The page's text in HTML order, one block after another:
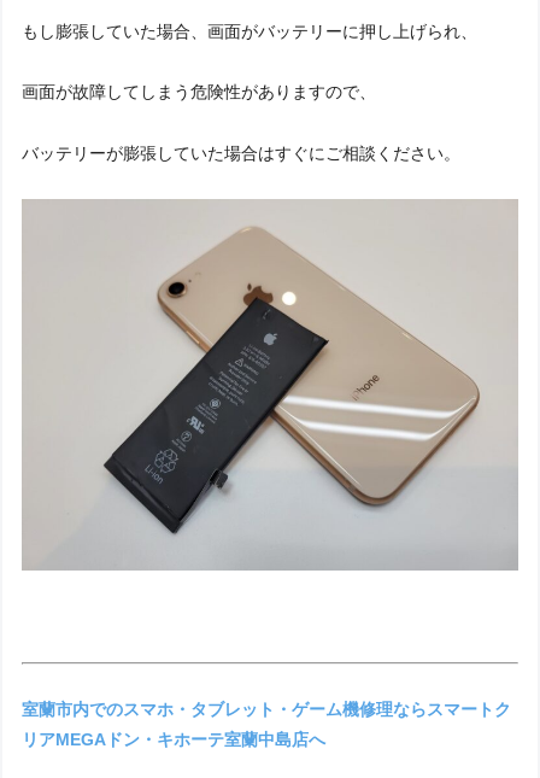
もし膨張していた場合、画面がバッテリーに押し上げられ、
画面が故障してしまう危険性がありますので、
バッテリーが膨張していた場合はすぐにご相談ください。
室蘭市内でのスマホ・タブレット・ゲーム機修理ならスマートク
リアMEGAドン・キホーテ室蘭中島店へ